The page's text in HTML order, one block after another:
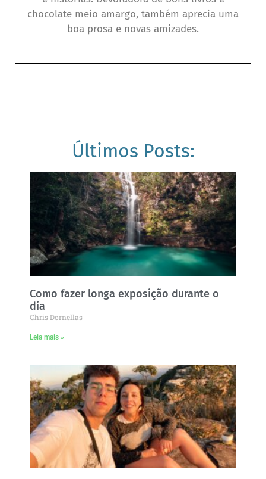
chocolate meio amargo, também aprecia uma
boa prosa e novas amizades.
Últimos Posts:
Como fazer longa exposição durante o
dia
Chris Dornellas
Leia mais »